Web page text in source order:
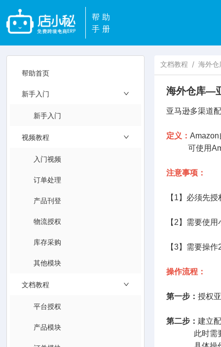
帮助
手册
帮助首页
新手入门
新手入门
视频教程
入门视频
订单处理
产品刊登
物流授权
库存采购
其他模块
文档教程
平台授权
产品模块
文档教程 / 海外仓
海外仓库—
亚马逊多渠道
定义： Amazon
可使用
注意事项：
【1】必须先
【2】需要使
【3】需要操
操作流程：
第一步： 授权
第二步： 建立
此时需要需